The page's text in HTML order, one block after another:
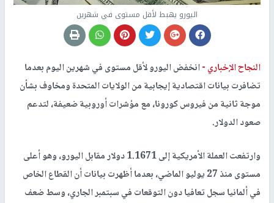
اليورو يهبط لأقل مستوى في شهرين
النجاح الإخباري -انخفض اليورو لأقل مستوى في شهرين اليوم بعدما
تضافرت بيانات اقتصادية إيجابية من الولايات المتحدة ومخاوف بشأن
موجة ثانية من فيروس كورونا، مع مؤشرات أوروبية ضعيفة، لتدعم
صعود الدولار.
وارتفعت العملة الأمريكية إلى 1.1671 دولار مقابل اليورو، وهو أعلى
مستوى منذ 27 يوليو الماضي، بعدما أظهرت بيانات أن القطاع الخاص
في ألمانيا سجل تعافيا دون التوقعات في سبتمبر الجاري، وسط ضعف